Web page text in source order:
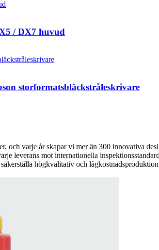
/ DX7 huvud
storformatsbläckstråleskrivare
och varje år skapar vi mer än 300 innovativa
leverans mot internationella
högkvalitativ och